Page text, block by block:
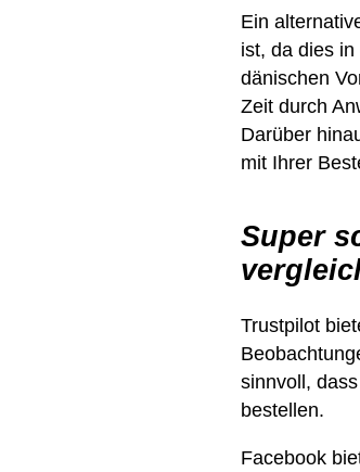
Ein
ist, da dies
dänischen
Zeit durch
Darüber
mit Ihrer
Super
Trustpilot
sinnvoll,
bestellen.
Facebook